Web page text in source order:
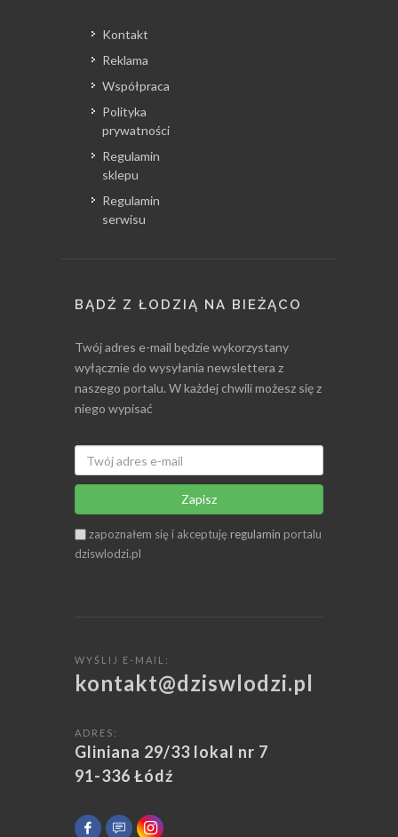
Kontakt
Reklama
Współpraca
Polityka
prywatności
Regulamin
sklepu
Regulamin
serwisu
BĄDŹ Z ŁODZIĄ NA BIEŻĄCO
Twój adres e-mail będzie wykorzystany
wyłącznie do wysyłania newslettera z
naszego portalu. W każdej chwili możesz się z
niego wypisać
Zapisz
zapoznałem się i akceptuję regulamin portalu
dziswlodzi.pl
WYŚLIJ E-MAIL:
kontakt@dziswlodzi.pl
ADRES:
Gliniana 29/33 lokal nr 7
91-336 Łódź